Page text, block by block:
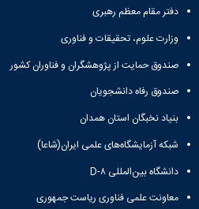
دفتر مقام معظم رهبری
وزارت علوم، تحقیقات و فناوری
صندوق حمایت از پژوهشگران و فناوران کشور
صندوق رفاه دانشجویان
بنیاد نخبگان استان همدان
شبکه آزمایشگاه‌های علمی ایران(شاعا)
دانشگاه بین‌المللی D-۸
معاونت علمی فناوری ریاست جمهوری